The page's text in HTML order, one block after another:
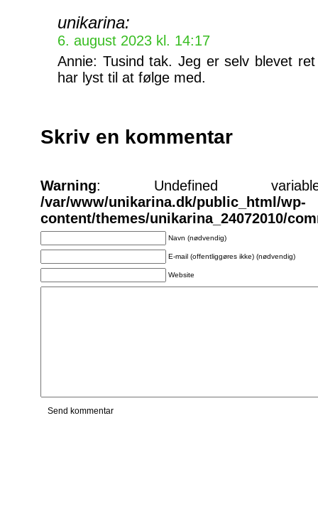
unikarina:
6. august 2023 kl. 14:17
Annie: Tusind tak. Jeg er selv blevet
har lyst til at følge med.
Skriv en kommentar
Warning: Undefined
/var/www/unikarina.dk/public_html/wp-
content/themes/unikarina_24072010/
Navn (nødvendig)
E-mail (offentliggøres ikke) (nødvendig)
Website